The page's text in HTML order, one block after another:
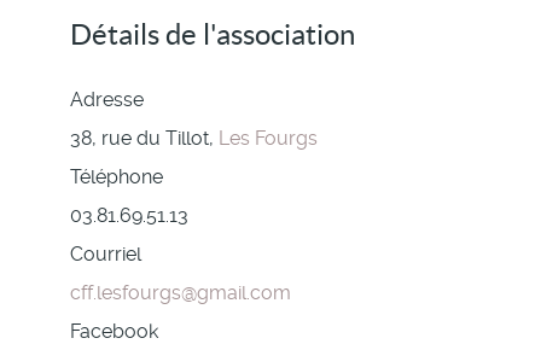
Détails de l'association
Adresse
38, rue du Tillot, Les Fourgs
Téléphone
03.81.69.51.13
Courriel
cff.lesfourgs@gmail.com
Facebook